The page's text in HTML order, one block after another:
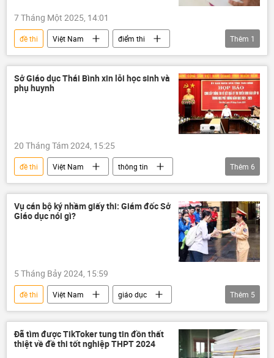
7 Tháng Một 2025, 14:01
đề thi Việt Nam
điểm thi
thi cử
tiếng Anh
Thêm 1
Sở Giáo dục Thái Bình xin lỗi học sinh và
phụ huynh
20 Tháng Tám 2024, 15:25
đề thi Việt Nam
thông tin
Bộ Giáo dục và Đào Tạo
thanh tra
điểm thi
kỳ thi THPT
thi cử
Thái Bình
Thêm 6
Vụ cán bộ ký nhầm giấy thi: Giám đốc Sở
Giáo dục nói gì?
5 Tháng Bảy 2024, 15:59
đề thi Việt Nam
giáo dục
thông tin
Bộ Giáo dục và Đào Tạo
học sinh
kỳ thi THPT thi cử
Thêm 5
Đã tìm được TikToker tung tin đồn thất
thiệt về đề thi tốt nghiệp THPT 2024